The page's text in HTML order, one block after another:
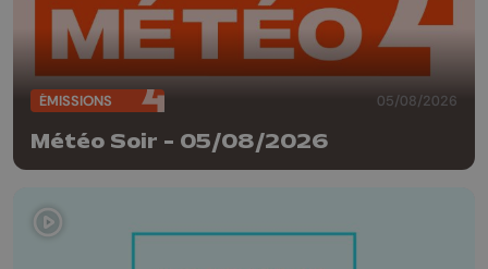
ÉMISSIONS 05/08/2026
Météo Soir - 05/08/2026